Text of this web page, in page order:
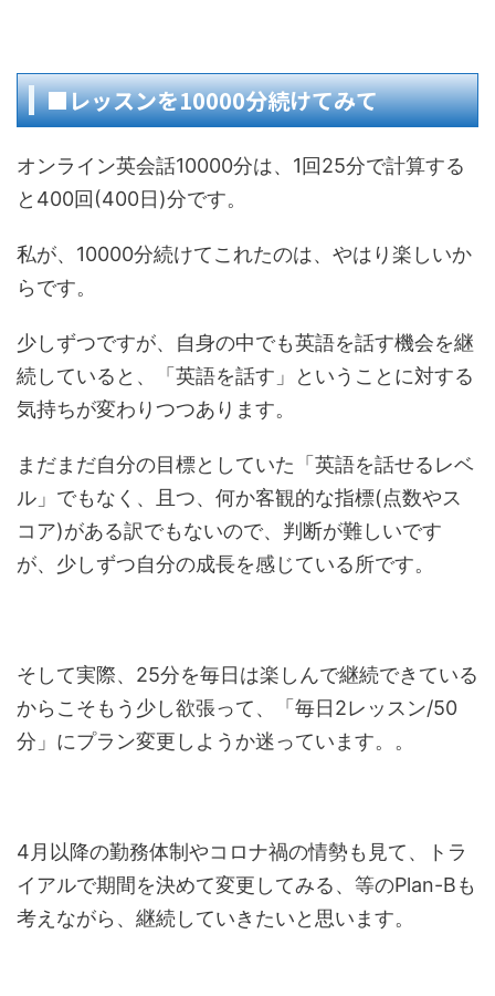
■レッスンを10000分続けてみて
オンライン英会話10000分は、1回25分で計算する
と400回(400日)分です。
私が、10000分続けてこれたのは、やはり楽しいか
らです。
少しずつですが、自身の中でも英語を話す機会を継
続していると、「英語を話す」ということに対する
気持ちが変わりつつあります。
まだまだ自分の目標としていた「英語を話せるレベ
ル」でもなく、且つ、何か客観的な指標(点数やス
コア)がある訳でもないので、判断が難しいです
が、少しずつ自分の成長を感じている所です。
そして実際、25分を毎日は楽しんで継続できている
からこそもう少し欲張って、「毎日2レッスン/50
分」にプラン変更しようか迷っています。。
4月以降の勤務体制やコロナ禍の情勢も見て、トラ
イアルで期間を決めて変更してみる、等のPlan-Bも
考えながら、継続していきたいと思います。